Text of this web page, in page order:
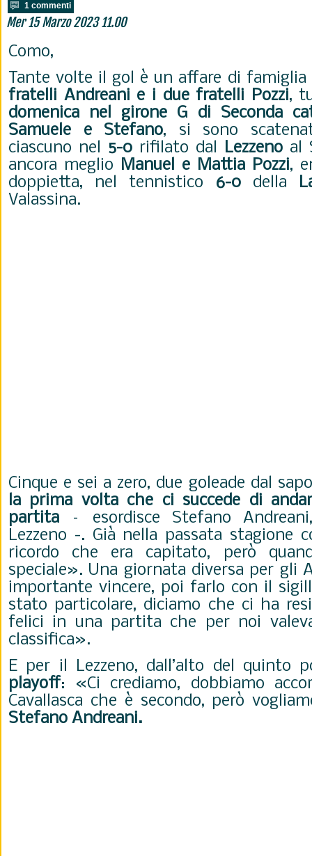
1 commenti
Mer 15 Marzo 2023 11.00
Como,
Tante volte il gol è un affare di famiglia
fratelli Andreani e i due fratelli Pozzi,
domenica nel girone G di Seconda
Samuele e Stefano, si sono
ciascuno nel 5-0 rifilato dal Lezzeno al
ancora meglio Manuel e Mattia Pozzi,
doppietta, nel tennistico 6-0della
Valassina.
Cinque e sei a zero, due goleade dal
la prima volta che ci succede di
partita – esordisce Stefano
Lezzeno -. Già nella passata stagione
ricordo che era capitato, però
speciale». Una giornata diversa per gli
importante vincere, poi farlo con il
stato particolare, diciamo che ci ha
felici in una partita che per noi
classifica».
E per il Lezzeno, dall’alto del quinto
playoff: «Ci crediamo, dobbiamo
Cavallasca che è secondo, però
Stefano Andreani.